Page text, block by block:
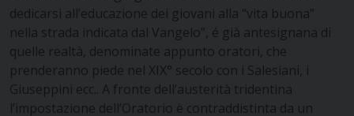
dedicarsi all’educazione dei giovani alla “vita buona”
nella strada indicata dal Vangelo”, é già antesignana di
quelle realtà, denominate appunto oratori, che
prenderanno piede nel XIX° secolo con i Salesiani, i
Giuseppini ecc.. A fronte dell’austerità tridentina
l’impostazione dell’Oratorio è contraddistinta da un